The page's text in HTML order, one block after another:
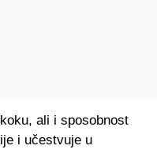
ali i sposobnost
i učestvuje u